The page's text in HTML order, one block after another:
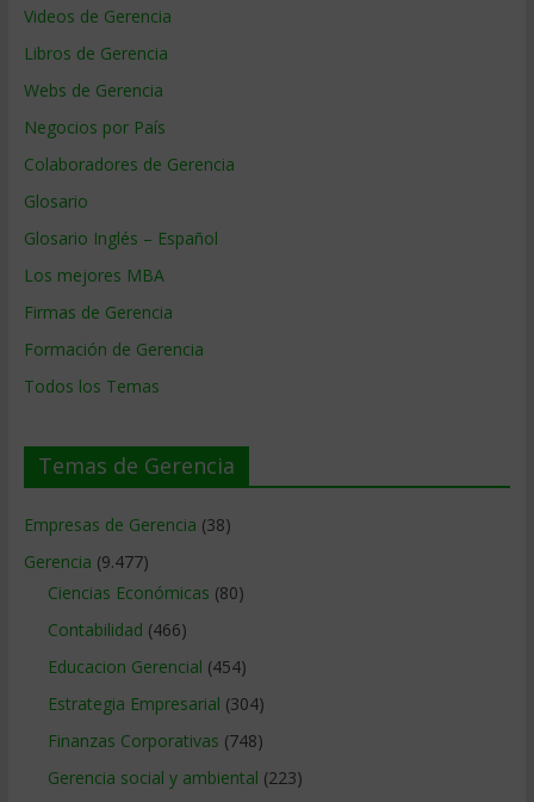
Videos de Gerencia
Libros de Gerencia
Webs de Gerencia
Negocios por País
Colaboradores de Gerencia
Glosario
Glosario Inglés – Español
Los mejores MBA
Firmas de Gerencia
Formación de Gerencia
Todos los Temas
Temas de Gerencia
Empresas de Gerencia (38)
Gerencia (9.477)
Ciencias Económicas (80)
Contabilidad (466)
Educacion Gerencial (454)
Estrategia Empresarial (304)
Finanzas Corporativas (748)
Gerencia social y ambiental (223)